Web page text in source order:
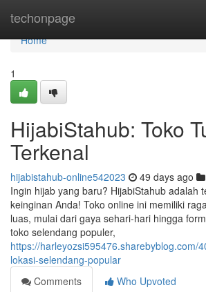
techonpage
Home
Home
1
HijabiStahub: Toko
Terkenal
hijabistahub-online542023 49 days ago
Ingin hijab yang baru? HijabiStahub adalah
keinginan Anda! Toko online ini memiliki
luas, mulai dari gaya sehari-hari hingga
toko selendang populer,
https://harleyozsi595476.sharebyblog.com/
lokasi-selendang-popular
Comments
Who Upvoted